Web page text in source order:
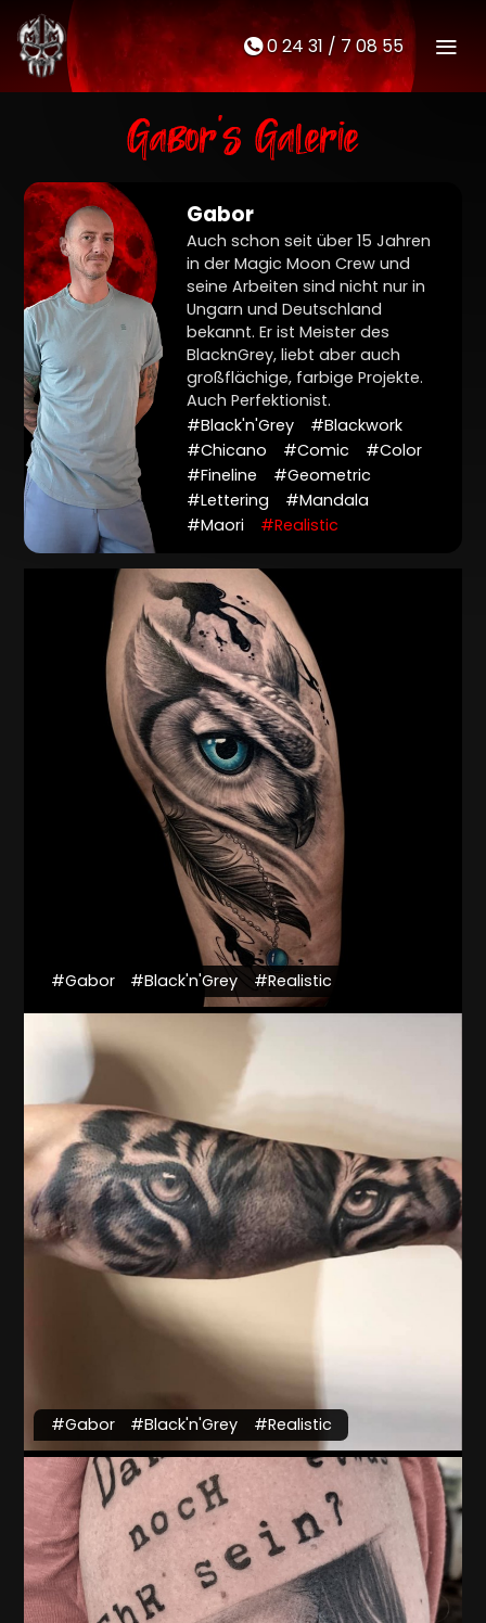
t0 24 31 / 7 08 55 M
Gabor's Galerie
Gabor
Auch schon seit über 15 Jahren
in der Magic Moon Crew und
seine Arbeiten sind nicht nur in
Ungarn und Deutschland
bekannt. Er ist Meister des
BlacknGrey, liebt aber auch
großflächige, farbige Projekte.
Auch Perfektionist.
#Black'n'Grey
#Blackwork
#Chicano
#Comic
#Color
#Fineline
#Geometric
#Lettering
#Mandala
#Maori
#Realistic
#Gabor #Black'n'Grey #Realistic
#Gabor #Black'n'Grey #Realistic